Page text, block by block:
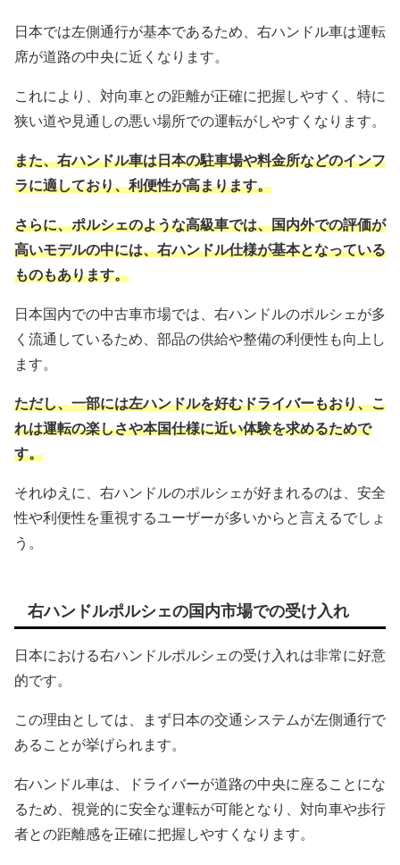
日本では左側通行が基本であるため、右ハンドル車は運転
席が道路の中央に近くなります。
これにより、対向車との距離が正確に把握しやすく、特に
狭い道や見通しの悪い場所での運転がしやすくなります。
また、右ハンドル車は日本の駐車場や料金所などのインフ
ラに適しており、利便性が高まります。
さらに、ポルシェのような高級車では、国内外での評価が
高いモデルの中には、右ハンドル仕様が基本となっている
ものもあります。
日本国内での中古車市場では、右ハンドルのポルシェが多
く流通しているため、部品の供給や整備の利便性も向上し
ます。
ただし、一部には左ハンドルを好むドライバーもおり、こ
れは運転の楽しさや本国仕様に近い体験を求めるためで
す。
それゆえに、右ハンドルのポルシェが好まれるのは、安全
性や利便性を重視するユーザーが多いからと言えるでしょ
う。
右ハンドルポルシェの国内市場での受け入れ
日本における右ハンドルポルシェの受け入れは非常に好意
的です。
この理由としては、まず日本の交通システムが左側通行で
あることが挙げられます。
右ハンドル車は、ドライバーが道路の中央に座ることにな
るため、視覚的に安全な運転が可能となり、対向車や歩行
者との距離感を正確に把握しやすくなります。